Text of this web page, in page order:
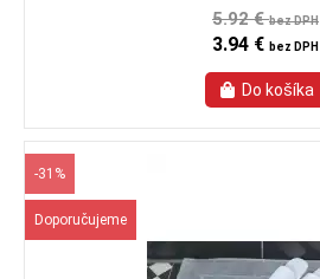
5.92 €bez DPH
3.94 € bez DPH
-31%
Doporučujeme